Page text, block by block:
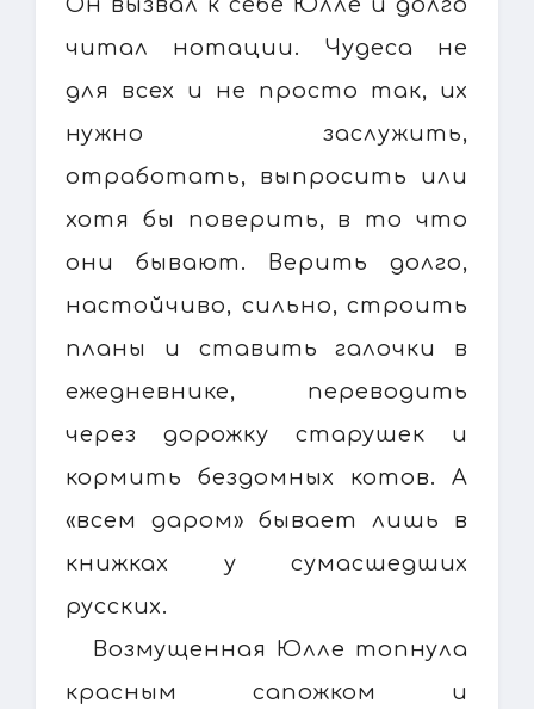
Он вызвал к себе Юлле и долго
читал нотации. Чудеса не
для всех и не просто так, их
нужно заслужить,
отработать, выпросить или
хотя бы поверить, в то что
они бывают. Верить долго,
настойчиво, сильно, строить
планы и ставить галочки в
ежедневнике, переводить
через дорожку старушек и
кормить бездомных котов. А
«всем даром» бывает лишь в
книжках у сумасшедших
русских.
Возмущенная Юлле топнула
красным сапожком и